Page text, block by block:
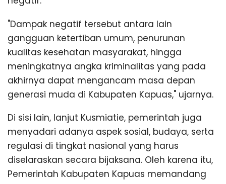
"Dampak negatif tersebut antara lain
gangguan ketertiban umum, penurunan
kualitas kesehatan masyarakat, hingga
meningkatnya angka kriminalitas yang pada
akhirnya dapat mengancam masa depan
generasi muda di Kabupaten Kapuas," ujarnya.
Di sisi lain, lanjut Kusmiatie, pemerintah juga
menyadari adanya aspek sosial, budaya, serta
regulasi di tingkat nasional yang harus
diselaraskan secara bijaksana. Oleh karena itu,
Pemerintah Kabupaten Kapuas memandang